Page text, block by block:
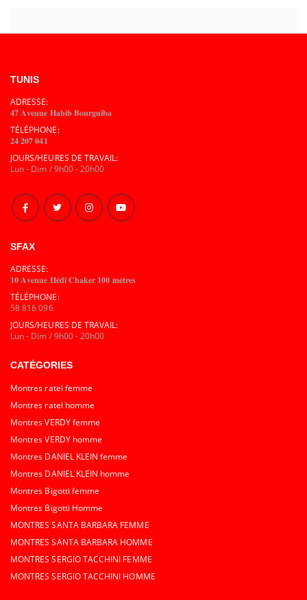
TUNIS
ADRESSE:
𝟒𝟕 𝐀𝐯𝐞𝐧𝐮𝐞 𝐇𝐚𝐛𝐢𝐛 𝐁𝐨𝐮𝐫𝐠𝐮𝐢𝐛𝐚
TÉLÉPHONE:
𝟐𝟒 𝟐𝟎𝟕 𝟎𝟒𝟏
JOURS/HEURES DE TRAVAIL:
Lun - Dim / 9h00 - 20h00
SFAX
ADRESSE:
𝟏𝟎 𝐀𝐯𝐞𝐧𝐮𝐞 𝐇𝐞́𝐝𝐢 𝐂𝐡𝐚𝐤𝐞𝐫 𝟏𝟎𝟎 𝐦𝐞̀𝐭𝐫𝐞𝐬
TÉLÉPHONE:
58 816 096
JOURS/HEURES DE TRAVAIL:
Lun - Dim / 9h00 - 20h00
CATÉGORIES
Montres ratel femme
Montres ratel homme
Montres VERDY femme
Montres VERDY homme
Montres DANIEL KLEIN femme
Montres DANIEL KLEIN homme
Montres Bigotti femme
Montres Bigotti Homme
MONTRES SANTA BARBARA FEMME
MONTRES SANTA BARBARA HOMME
MONTRES SERGIO TACCHINI FEMME
MONTRES SERGIO TACCHINI HOMME